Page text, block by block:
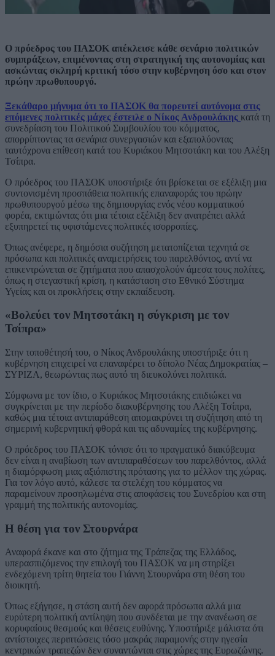
Ο πρόεδρος του ΠΑΣΟΚ απέκλεισε κάθε σενάριο πολιτικών
συμπράξεων, επιμένοντας στη στρατηγική της αυτονομίας και
ασκώντας σκληρή κριτική τόσο στην κυβέρνηση όσο και στον
πρώην πρωθυπουργό.
Ξεκάθαρο μήνυμα ότι το ΠΑΣΟΚ θα πορευτεί αυτόνομα στις
επόμενες πολιτικές μάχες έστειλε ο Νίκος Ανδρουλάκης κατά τη
συνεδρίαση του Πολιτικού Συμβουλίου του κόμματος,
απορρίπτοντας τα σενάρια συνεργασιών και εξαπολύοντας
ταυτόχρονα επίθεση κατά του Κυριάκου Μητσοτάκη και του Αλέξη
Τσίπρα.
Ο πρόεδρος του ΠΑΣΟΚ υποστήριξε ότι βρίσκεται σε εξέλιξη μια
συντονισμένη προσπάθεια πολιτικής επαναφοράς του πρώην
πρωθυπουργού μέσω της δημιουργίας ενός νέου κομματικού
φορέα, εκτιμώντας ότι μια τέτοια εξέλιξη δεν ανατρέπει αλλά
εξυπηρετεί τις υφιστάμενες πολιτικές ισορροπίες.
Όπως ανέφερε, η δημόσια συζήτηση μετατοπίζεται τεχνητά σε
πρόσωπα και πολιτικές αναμετρήσεις του παρελθόντος, αντί να
επικεντρώνεται σε ζητήματα που απασχολούν άμεσα τους πολίτες,
όπως η στεγαστική κρίση, η κατάσταση στο Εθνικό Σύστημα
Υγείας και οι προκλήσεις στην εκπαίδευση.
«Βολεύει τον Μητσοτάκη η σύγκριση με τον
Τσίπρα»
Στην τοποθέτησή του, ο Νίκος Ανδρουλάκης υποστήριξε ότι η
κυβέρνηση επιχειρεί να επαναφέρει το δίπολο Νέας Δημοκρατίας –
ΣΥΡΙΖΑ, θεωρώντας πως αυτό τη διευκολύνει πολιτικά.
Σύμφωνα με τον ίδιο, ο Κυριάκος Μητσοτάκης επιδιώκει να
συγκρίνεται με την περίοδο διακυβέρνησης του Αλέξη Τσίπρα,
καθώς μια τέτοια αντιπαράθεση απομακρύνει τη συζήτηση από τη
σημερινή κυβερνητική φθορά και τις αδυναμίες της κυβέρνησης.
Ο πρόεδρος του ΠΑΣΟΚ τόνισε ότι το πραγματικό διακύβευμα
δεν είναι η αναβίωση των αντιπαραθέσεων του παρελθόντος, αλλά
η διαμόρφωση μιας αξιόπιστης πρότασης για το μέλλον της χώρας.
Για τον λόγο αυτό, κάλεσε τα στελέχη του κόμματος να
παραμείνουν προσηλωμένα στις αποφάσεις του Συνεδρίου και στη
γραμμή της πολιτικής αυτονομίας.
Η θέση για τον Στουρνάρα
Αναφορά έκανε και στο ζήτημα της Τράπεζας της Ελλάδος,
υπερασπιζόμενος την επιλογή του ΠΑΣΟΚ να μη στηρίξει
ενδεχόμενη τρίτη θητεία του Γιάννη Στουρνάρα στη θέση του
διοικητή.
Όπως εξήγησε, η στάση αυτή δεν αφορά πρόσωπα αλλά μια
ευρύτερη πολιτική αντίληψη που συνδέεται με την ανανέωση σε
κορυφαίους θεσμούς και θέσεις ευθύνης. Υποστήριξε μάλιστα ότι
αντίστοιχες περιπτώσεις τόσο μακράς παραμονής στην ηγεσία
κεντρικών τραπεζών δεν συναντώνται στις χώρες της Ευρωζώνης.